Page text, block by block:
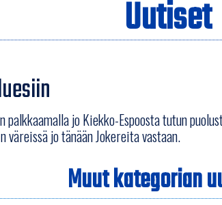
Uutiset
jo Kiekko-Espoosta tutun
väreissä jo tänään Jokereita vastaan.
Muut kategorian